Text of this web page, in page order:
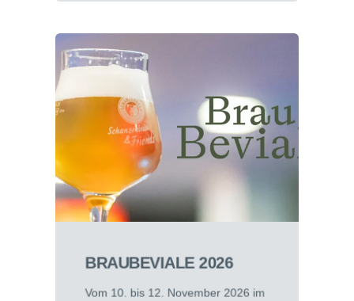
BRAUBEVIALE 2026
Vom 10. bis 12. November 2026 im